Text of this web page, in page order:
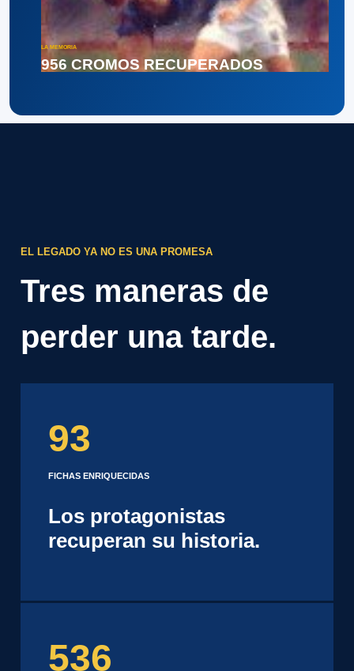
LA MEMORIA
956 CROMOS RECUPERADOS
EL LEGADO YA NO ES UNA PROMESA
Tres maneras de
perder una tarde.
93
FICHAS ENRIQUECIDAS
Los protagonistas
recuperan su historia.
536